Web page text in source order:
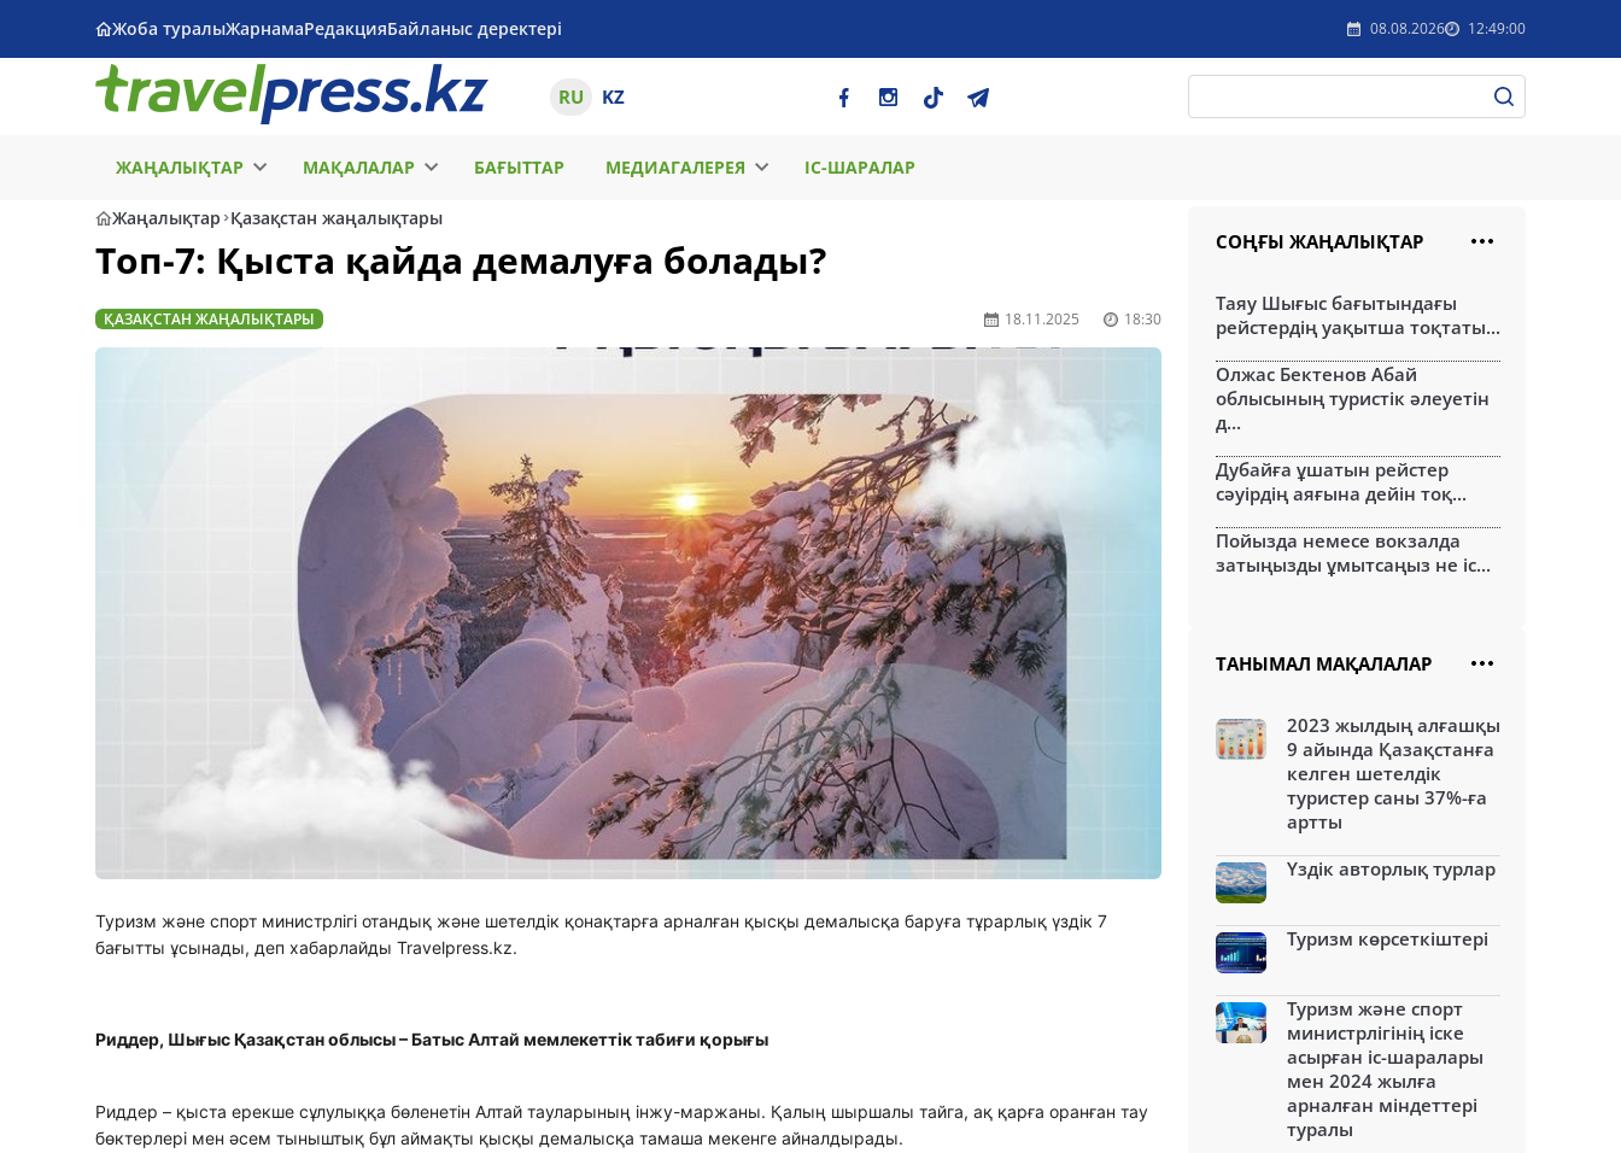
Жоба туралыЖарнамаРедакцияБайланыс деректері 08.08.2026 12:49:00
RU KZ
ЖАҢАЛЫҚТАР МАҚАЛАЛАР БАҒЫТТАР МЕДИАГАЛЕРЕЯ ІС-ШАРАЛАР
Жаңалықтар Қазақстан жаңалықтары
Топ-7: Қыста қайда демалуға болады?
ҚАЗАҚСТАН ЖАҢАЛЫҚТАРЫ 18.11.2025 18:30
Туризм және спорт министрлігі отандық және шетелдік қонақтарға арналған қысқы демалысқа баруға тұрарлық үздік 7
бағытты ұсынады, деп хабарлайды Travelpress.kz.
Риддер, Шығыс Қазақстан облысы – Батыс Алтай мемлекеттік табиғи қорығы
Риддер – қыста ерекше сұлулыққа бөленетін Алтай тауларының інжу-маржаны. Қалың шыршалы тайга, ақ қарға оранған тау
бөктерлері мен әсем тыныштық бұл аймақты қысқы демалысқа тамаша мекенге айналдырады.
СОҢҒЫ ЖАҢАЛЫҚТАР
Таяу Шығыс бағытындағы
рейстердің уақытша тоқтаты...
Олжас Бектенов Абай
облысының туристік әлеуетін
д...
Дубайға ұшатын рейстер
сәуірдің аяғына дейін тоқ...
Пойызда немесе вокзалда
затыңызды ұмытсаңыз не іс...
ТАНЫМАЛ МАҚАЛАЛАР
2023 жылдың алғашқы
9 айында Қазақстанға
келген шетелдік
туристер саны 37%-ға
артты
Үздік авторлық турлар
Туризм көрсеткіштері
Туризм және спорт
министрлігінің іске
асырған іс-шаралары
мен 2024 жылға
арналған міндеттері
туралы